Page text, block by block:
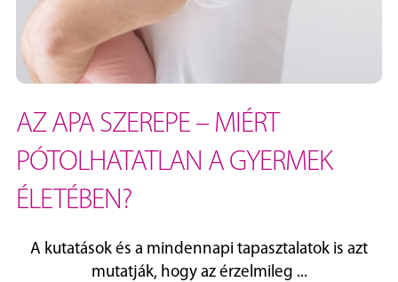
AZ APA SZEREPE – MIÉRT
PÓTOLHATATLAN A GYERMEK
ÉLETÉBEN?
A kutatások és a mindennapi tapasztalatok is azt
mutatják, hogy az érzelmileg ...